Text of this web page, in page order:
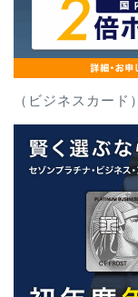
（ビジネスカード）